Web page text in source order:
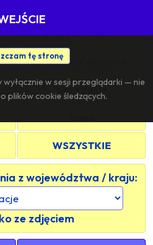
tę stronę
w sesji przeglądarki — nie
plików cookie śledzących.
grupa szuka pani
znajomość sieciowa
s/m - panie
WSZYSTKIE
z województwa / kraju:
ze zdjęciem